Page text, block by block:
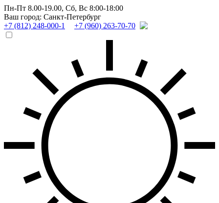
Пн-Пт 8.00-19.00, Сб, Вс 8:00-18:00
Ваш город: Санкт-Петербург
+7 (812) 248-000-1
+7 (960) 263-70-70